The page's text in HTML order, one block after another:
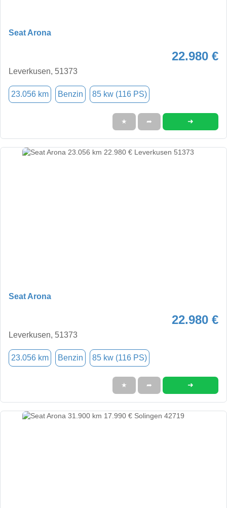
Seat Arona
22.980 €
Leverkusen, 51373
23.056 km Benzin 85 kw (116 PS)
★ ➦ ➜
Seat Arona
22.980 €
Leverkusen, 51373
23.056 km Benzin 85 kw (116 PS)
★ ➦ ➜